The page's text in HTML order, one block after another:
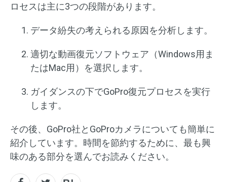
ロセスは主に3つの段階があります。
データ紛失の考えられる原因を分析します。
適切な動画復元ソフトウェア（Windows用ま
たはMac用）を選択します。
ガイダンスの下でGoPro復元プロセスを実行
します。
その後、GoPro社とGoProカメラについても簡単に
紹介しています。時間を節約するために、最も興
味のある部分を選んでお読みください。